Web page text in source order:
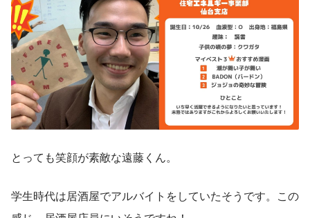
とっても笑顔が素敵な遠藤くん。
学生時代は居酒屋でアルバイトをしていたそうです。この